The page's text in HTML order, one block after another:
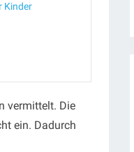
Kinder
vermittelt. Die
ein. Dadurch